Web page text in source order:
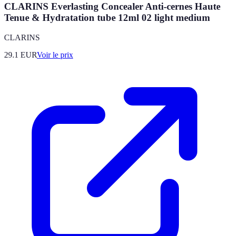
CLARINS Everlasting Concealer Anti-cernes Haute
Tenue & Hydratation tube 12ml 02 light medium
CLARINS
29.1 EURVoir le prix